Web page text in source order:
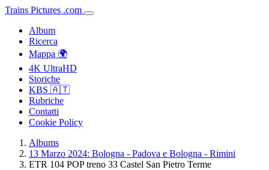
Trains Pictures .com
Album
Ricerca
Mappa 🌍
4K UltraHD
Storiche
KBS 🇦🇹
Rubriche
Contatti
Cookie Policy
Albums
13 Marzo 2024: Bologna - Padova e Bologna - Rimini
ETR 104 POP treno 33 Castel San Pietro Terme